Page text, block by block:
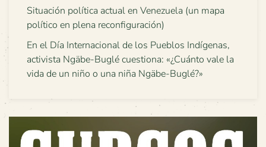
Situación política actual en Venezuela (un mapa
político en plena reconfiguración)
En el Día Internacional de los Pueblos Indígenas,
activista Ngäbe-Buglé cuestiona: «¿Cuánto vale la
vida de un niño o una niña Ngäbe-Buglé?»